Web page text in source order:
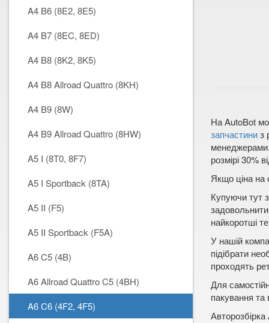
A4 B6 (8E2, 8E5)
A4 B7 (8EC, 8ED)
A4 B8 (8K2, 8K5)
A4 B8 Allroad Quattro (8KH)
A4 B9 (8W)
A4 B9 Allroad Quattro (8HW)
A5 I (8T0, 8F7)
A5 I Sportback (8TA)
A5 II (F5)
A5 II Sportback (F5A)
A6 C5 (4B)
A6 Allroad Quattro C5 (4BH)
A6 C6 (4F2, 4F5)
На AutoBot
запчастиниз
розмірі 30%
Якщо ціна на
Купуючи тут
найкоротші
У нашій
підібрати
проходять
Для
пакування